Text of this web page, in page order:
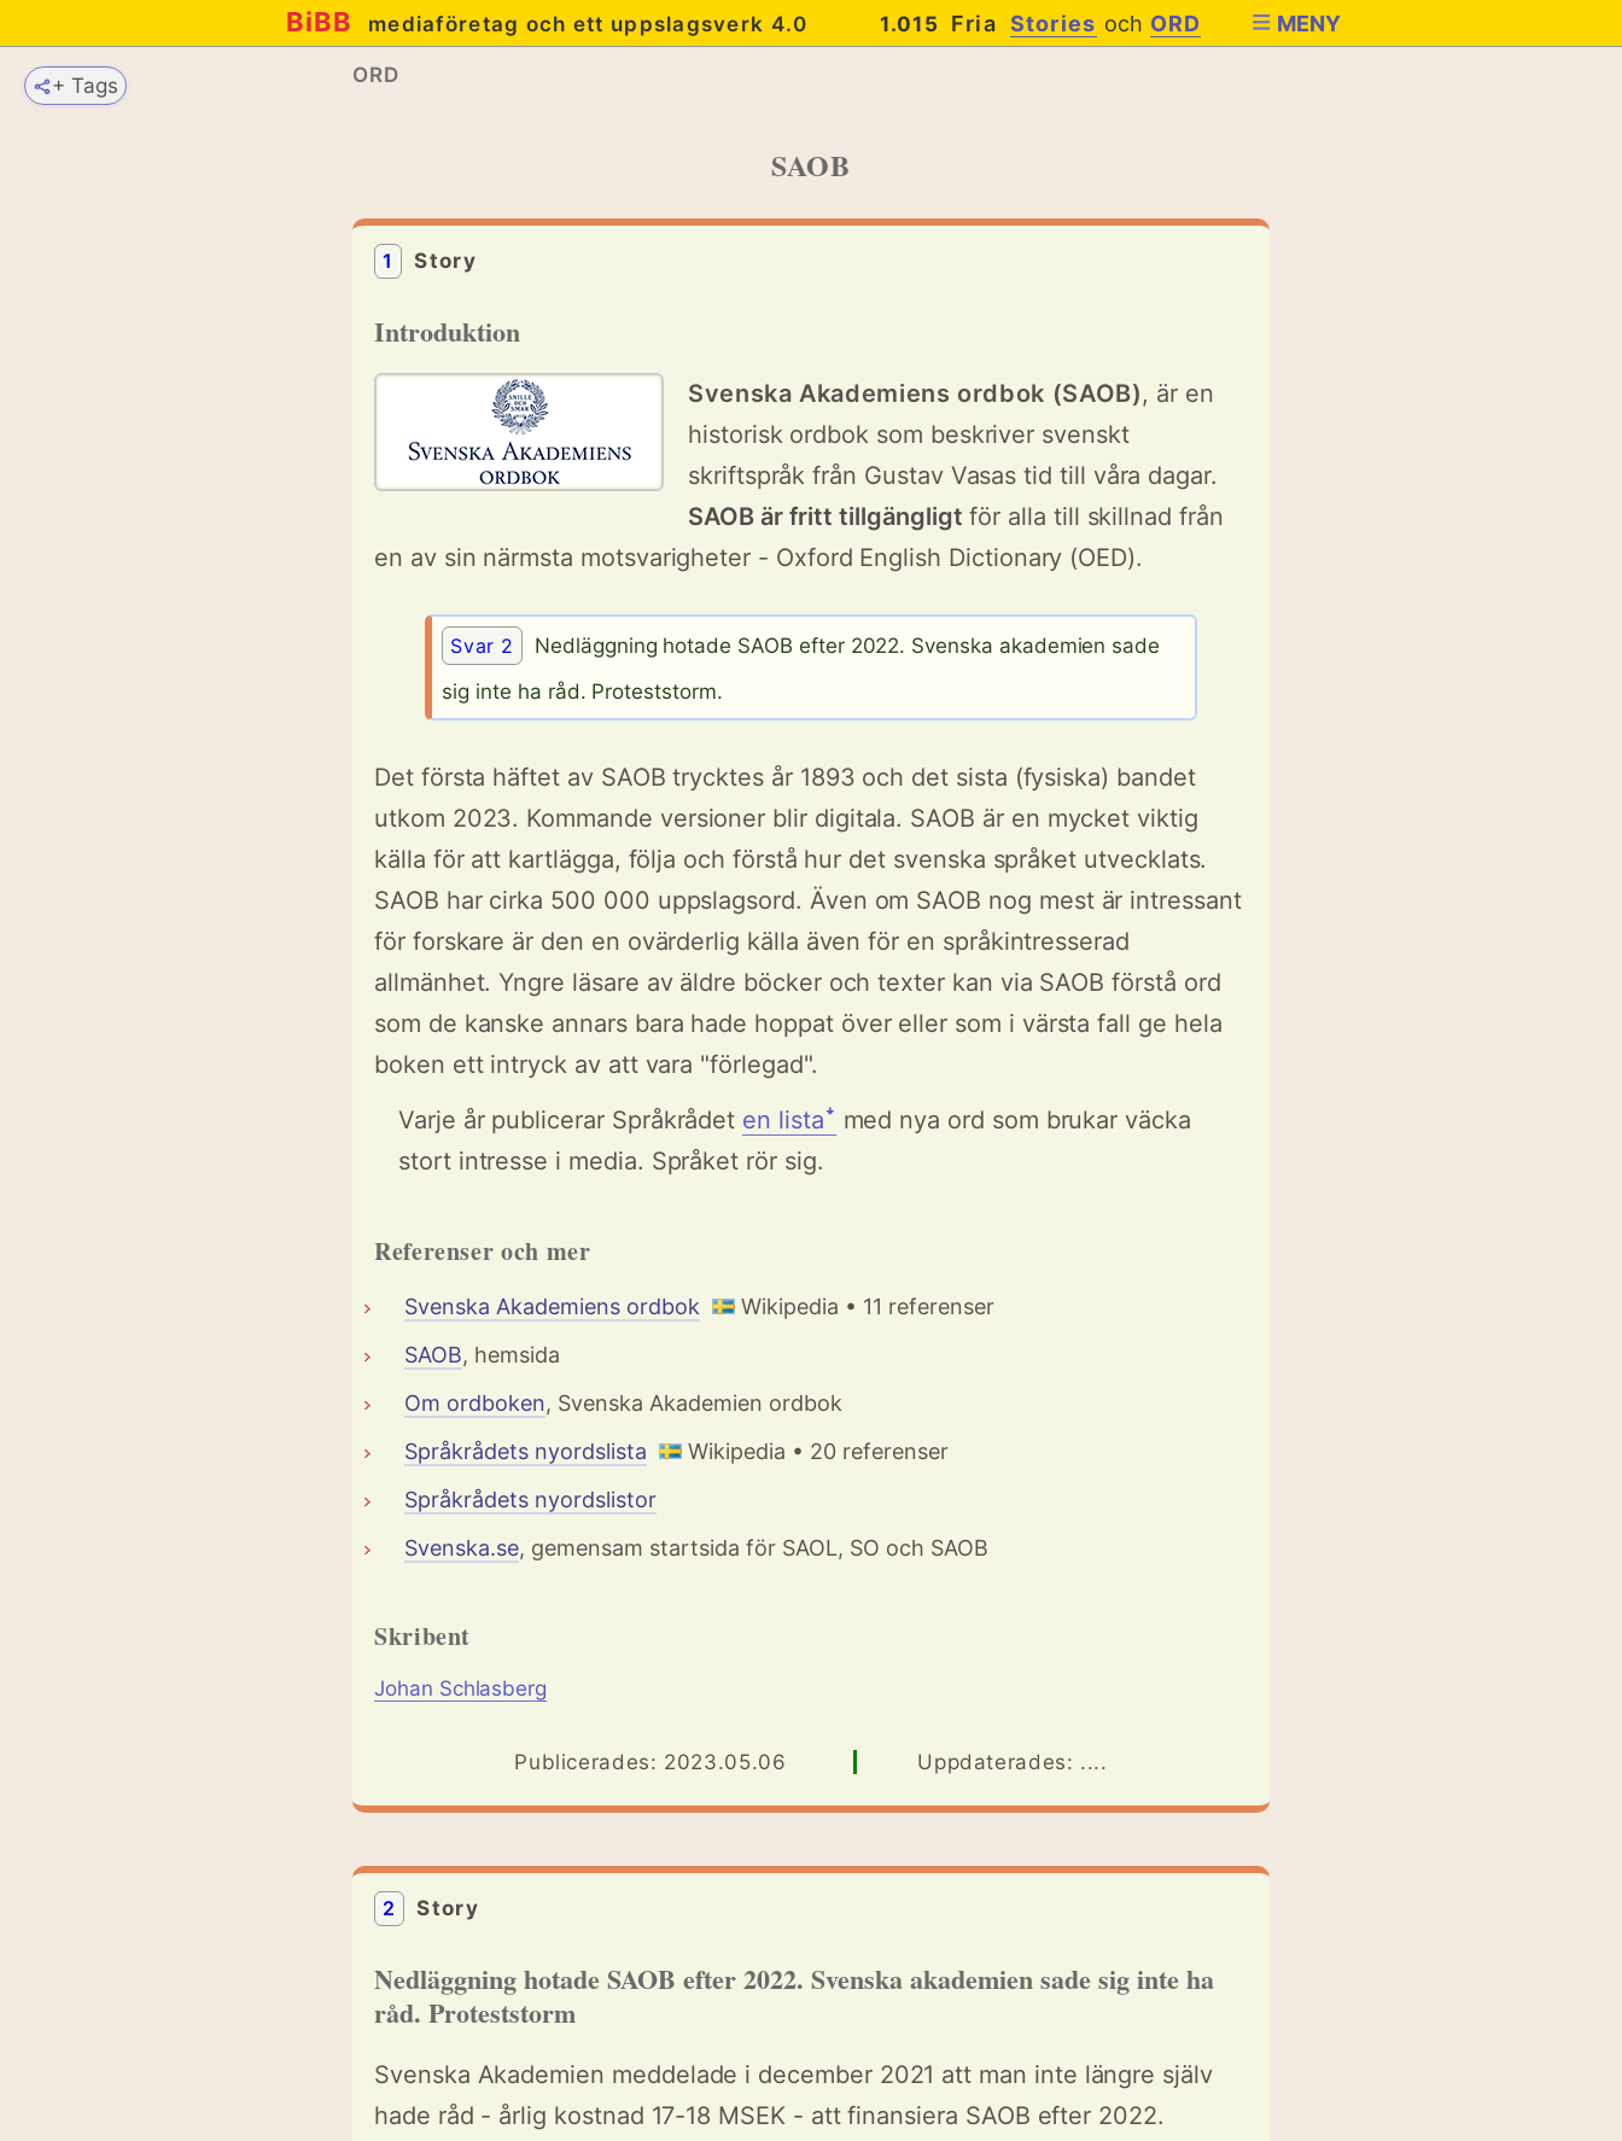
BiBB mediaföretag och ett uppslagsverk 4.0 1.015 Fria Stories och ORD MENY
+ Tags ORD
SAOB
1 Story
Introduktion
Svenska Akademiens ordbok (SAOB), är en
historisk ordbok som beskriver svenskt
skriftspråk från Gustav Vasas tid till våra dagar.
SAOB är fritt tillgängligt för alla till skillnad från
en av sin närmsta motsvarigheter - Oxford English Dictionary (OED).
Svar 2
Nedläggning hotade SAOB efter 2022. Svenska akademien sade
sig inte ha råd. Proteststorm.
Det första häftet av SAOB trycktes år 1893 och det sista (fysiska) bandet
utkom 2023. Kommande versioner blir digitala. SAOB är en mycket viktig
källa för att kartlägga, följa och förstå hur det svenska språket utvecklats.
SAOB har cirka 500 000 uppslagsord. Även om SAOB nog mest är intressant
för forskare är den en ovärderlig källa även för en språkintresserad
allmänhet. Yngre läsare av äldre böcker och texter kan via SAOB förstå ord
som de kanske annars bara hade hoppat över eller som i värsta fall ge hela
boken ett intryck av att vara "förlegad".
Varje år publicerar Språkrådet en listaꜜ med nya ord som brukar väcka
stort intresse i media. Språket rör sig.
Referenser och mer
Svenska Akademiens ordbok
Wikipedia • 11 referenser
SAOB, hemsida
Om ordboken, Svenska Akademien ordbok
Språkrådets nyordslista
Wikipedia • 20 referenser
Språkrådets nyordslistor
Svenska.se, gemensam startsida för SAOL, SO och SAOB
Skribent
Johan Schlasberg
Publicerades: 2023.05.06 Uppdaterades: ....
2 Story
Nedläggning hotade SAOB efter 2022. Svenska akademien sade sig inte ha
råd. Proteststorm
Svenska Akademien meddelade i december 2021 att man inte längre själv
hade råd - årlig kostnad 17-18 MSEK - att finansiera SAOB efter 2022.